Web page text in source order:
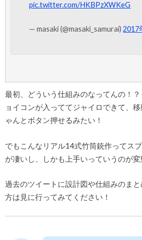
pic.twitter.com/HKBPzXWKeG
— masaki (@masaki_samurai)2017
最初、どういう仕組みのなってんの！
ョイコンが入っててジャイロできて、
ゃんとボタン押せるみたい！
でもこんなリアル14式竹筒銃作ってス
が凄いし、しかも上手いっていうのが
過去のツイートに設計図や仕組みのま
方は見に行ってみてください！